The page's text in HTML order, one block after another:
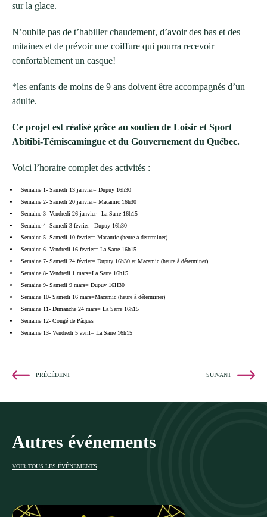
sur la glace.
N’oublie pas de t’habiller chaudement, d’avoir des bas et des
mitaines et de prévoir une coiffure qui pourra recevoir
confortablement un casque!
*les enfants de moins de 9 ans doivent être accompagnés d’un
adulte.
Ce projet est réalisé grâce au soutien de Loisir et Sport
Abitibi-Témiscamingue et du Gouvernement du Québec.
Voici l’horaire complet des activités :
Semaine 1- Samedi 13 janvier= Dupuy 16h30
Semaine 2- Samedi 20 janvier= Macamic 16h30
Semaine 3- Vendredi 26 janvier= La Sarre 16h15
Semaine 4- Samedi 3 février= Dupuy 16h30
Semaine 5- Samedi 10 février= Macamic (heure à déterminer)
Semaine 6- Vendredi 16 février= La Sarre 16h15
Semaine 7- Samedi 24 février= Dupuy 16h30 et Macamic (heure à déterminer)
Semaine 8- Vendredi 1 mars=La Sarre 16h15
Semaine 9- Samedi 9 mars= Dupuy 16H30
Semaine 10- Samedi 16 mars=Macamic (heure à déterminer)
Semaine 11- Dimanche 24 mars= La Sarre 16h15
Semaine 12- Congé de Pâques
Semaine 13- Vendredi 5 avril= La Sarre 16h15
PRÉCÉDENT SUIVANT
Autres événements
VOIR TOUS LES ÉVÉNEMENTS